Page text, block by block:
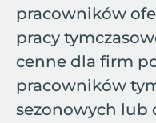
pracowników
pracy
cenne dla firm
pracowników
sezonowych lub